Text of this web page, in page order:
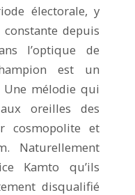
électorale, y
depuis
l’optique de
est un
Une mélodie qui
oreilles des
cosmopolite et
Naturellement
Kamto qu’ils
disqualifié